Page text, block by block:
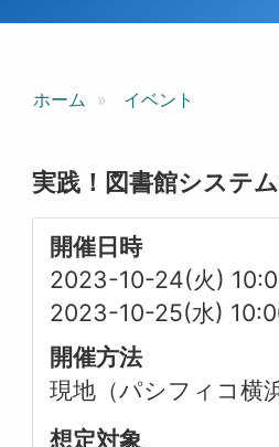
ホーム イベント
実践！図書館システ
開催日時
2023-10-24(火)
2023-10-25(水)
開催方法
現地（パシフィコ横
想定対象